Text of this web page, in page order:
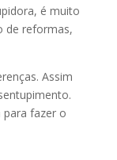
é muito
de reformas,
Assim
para fazer o